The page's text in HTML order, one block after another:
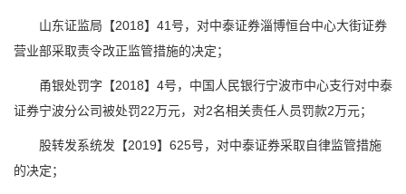
山东证监局【2018】41号，对中泰证券淄博恒台中心大街证券
营业部采取责令改正监管措施的决定；
甬银处罚字【2018】4号，中国人民银行宁波市中心支行对中泰
证券宁波分公司被处罚22万元，对2名相关责任人员罚款2万元；
股转发系统发【2019】625号，对中泰证券采取自律监管措施
的决定；